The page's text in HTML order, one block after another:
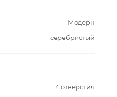
Модерн
серебристый
4 отверстия